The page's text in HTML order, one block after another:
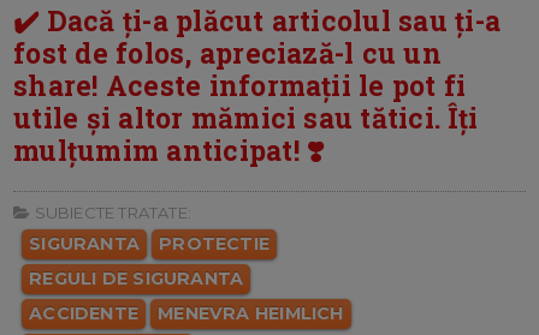
✔️ Dacă ți-a plăcut articolul sau ți-a
fost de folos, apreciază-l cu un
share! Aceste informații le pot fi
utile și altor mămici sau tătici. Îți
mulțumim anticipat! ❣️
SUBIECTE TRATATE:
SIGURANTA
PROTECTIE
REGULI DE SIGURANTA
ACCIDENTE
MENEVRA HEIMLICH